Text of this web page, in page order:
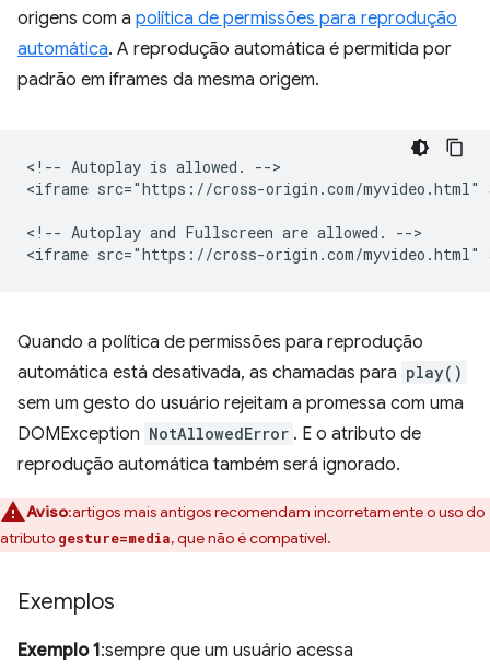
origens com a política de permissões para reprodução
automática. A reprodução automática é permitida por
padrão em iframes da mesma origem.
<!-- Autoplay is allowed. -->
<iframe src="https://cross-origin.com/myvideo.html"
<!-- Autoplay and Fullscreen are allowed. -->
Quando a política de permissões para reprodução
automática está desativada, as chamadas para play()
sem um gesto do usuário rejeitam a promessa com uma
DOMException NotAllowedError . E o atributo de
reprodução automática também será ignorado.
Aviso:artigos mais antigos recomendam incorretamente o uso do
atributo gesture=media, que não é compatível.
Exemplos
Exemplo 1:sempre que um usuário acessa